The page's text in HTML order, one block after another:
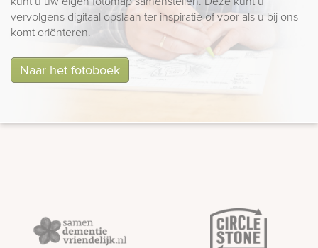
vervolgens digitaal opslaan ter inspiratie of voor als u bij ons
komt oriënteren.
Naar het fotoboek